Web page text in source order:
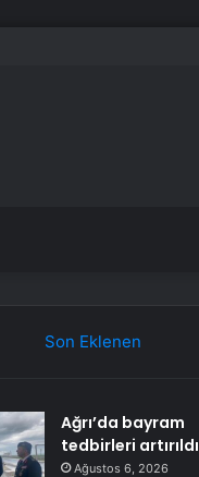
Son Eklenen
Ağrı’da bayram
tedbirleri artırıldı
Ağustos 6, 2026